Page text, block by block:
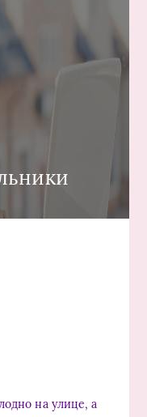
на улице, а